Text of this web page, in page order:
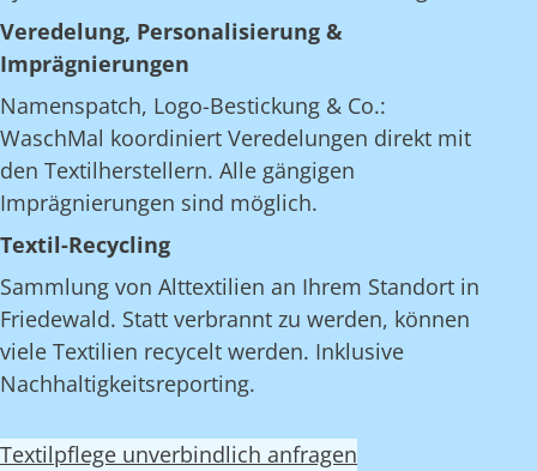
Veredelung, Personalisierung &
Imprägnierungen
Namenspatch, Logo-Bestickung & Co.:
WaschMal koordiniert Veredelungen direkt mit
den Textilherstellern. Alle gängigen
Imprägnierungen sind möglich.
Textil-Recycling
Sammlung von Alttextilien an Ihrem Standort in
Friedewald. Statt verbrannt zu werden, können
viele Textilien recycelt werden. Inklusive
Nachhaltigkeitsreporting.
Textilpflege unverbindlich anfragen